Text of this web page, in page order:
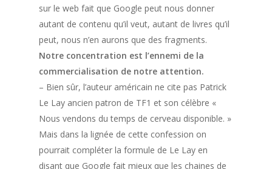
sur le web fait que Google peut nous donner
autant de contenu qu’il veut, autant de livres qu’il
peut, nous n’en aurons que des fragments.
Notre concentration est l’ennemi de la
commercialisation de notre attention.
– Bien sûr, l’auteur américain ne cite pas Patrick
Le Lay ancien patron de TF1 et son célèbre «
Nous vendons du temps de cerveau disponible. »
Mais dans la lignée de cette confession on
pourrait compléter la formule de Le Lay en
disant que Google fait mieux que les chaines de